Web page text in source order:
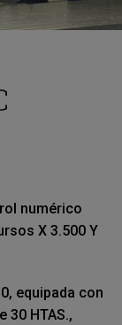
numérico
X 3.500 Y
equipada con
30 HTAS.,